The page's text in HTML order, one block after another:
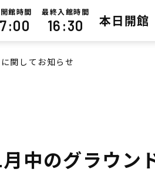
館時間 最終入館時間
16:30 本日開館
関してお知らせ
中のグラウン